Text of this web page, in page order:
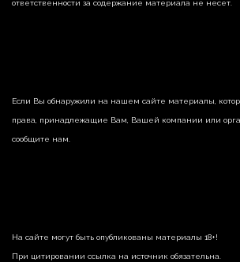
ответственности за содержание материала не несет.
Если Вы обнаружили на нашем сайте материалы,
права, принадлежащие Вам, Вашей компании или
сообщите нам.
На сайте могут быть опубликованы материалы 18+!
При цитировании ссылка на источник обязательна.